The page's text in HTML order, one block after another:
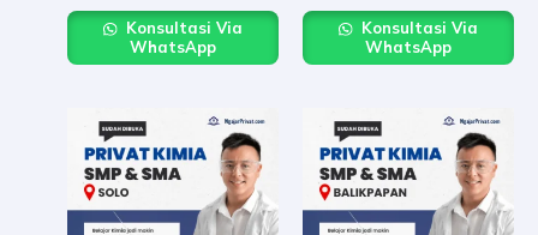
Konsultasi Via
WhatsApp
Konsultasi Via
WhatsApp
Rp220.000
through
Rp16.800.000
This
product
has
multiple
variants.
This
has